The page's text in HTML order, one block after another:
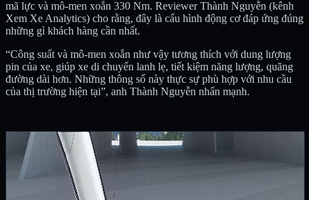
mã lực và mô-men xoắn 330 Nm. Reviewer Thành Nguyễn (kênh
Xem Xe Analytics) cho rằng, đây là cấu hình động cơ đáp ứng đúng
những gì khách hàng cần nhất.
“Công suất và mô-men xoắn như vậy tương thích với dung lượng
pin của xe, giúp xe di chuyển lanh lẹ, tiết kiệm năng lượng, quãng
đường dài hơn. Những thông số này thực sự phù hợp với nhu cầu
của thị trường hiện tại”, anh Thành Nguyễn nhấn mạnh.